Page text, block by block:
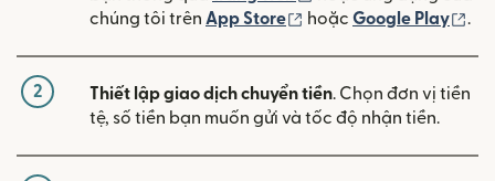
chúng tôi trên App Store (mở trong cửa sổ mới)
hoặc Google Play .
2 Thiết lập giao dịch chuyển tiền. Chọn đơn vị tiền
tệ, số tiền bạn muốn gửi và tốc độ nhận tiền.